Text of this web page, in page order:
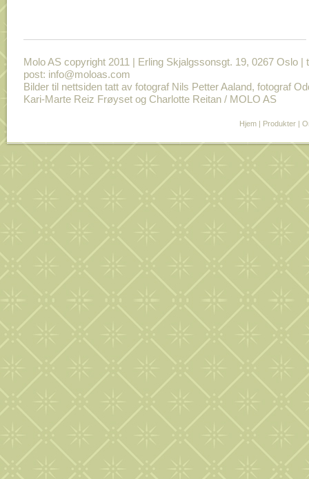
Molo AS copyright 2011 | Erling Skjalgssonsgt. 19, 0267 Oslo |
post: info@moloas.com
Bilder til nettsiden tatt av fotograf Nils Petter Aaland, fotograf
Kari-Marte Reiz Frøyset og Charlotte Reitan / MOLO AS
Hjem | Produkter |